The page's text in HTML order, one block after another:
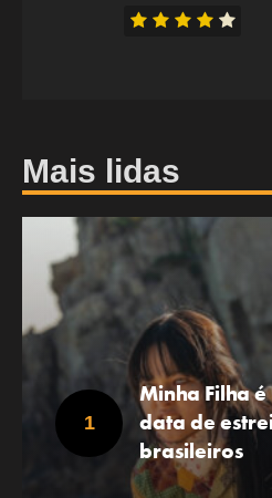
Mais lidas
Minha Filha
data de
brasileiros